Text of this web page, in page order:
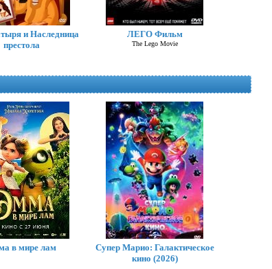
и Наследница
престола
ЛЕГО Фильм
The Lego Movie
в мире лам
Супер Марио: Галактическое
кино (2026)